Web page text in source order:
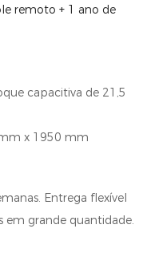
remoto + 1 ano de
capacitiva de 21,5
x 1950 mm
Entrega flexível
em grande quantidade.